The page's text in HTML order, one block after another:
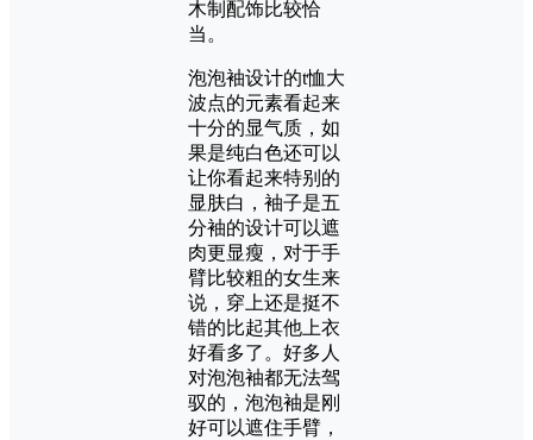
木制配饰比较恰
当。
泡泡袖设计的t恤大
波点的元素看起来
十分的显气质，如
果是纯白色还可以
让你看起来特别的
显肤白，袖子是五
分袖的设计可以遮
肉更显瘦，对于手
臂比较粗的女生来
说，穿上还是挺不
错的比起其他上衣
好看多了。好多人
对泡泡袖都无法驾
驭的，泡泡袖是刚
好可以遮住手臂，